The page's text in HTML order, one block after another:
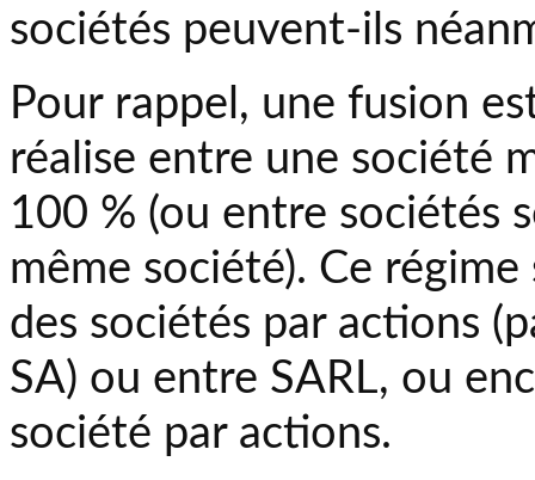
sociétés peuvent-ils
Pour rappel, une fusion
réalise entre une société
100 % (ou entre sociétés
même société). Ce
des sociétés par actions
SA) ou entre SARL, ou
société par actions.